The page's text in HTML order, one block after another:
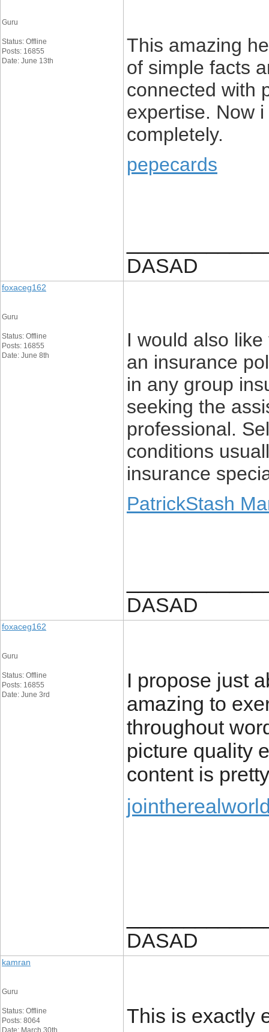
Guru
Status: Offline
Posts: 16855
Date: June 13th
This amazing
of simple facts
connected with
expertise. Now
completely.
pepecards
DASAD
foxaceg162
Guru
Status: Offline
Posts: 16855
Date: June 8th
I would also
an insurance
in any group
seeking the
professional.
conditions
insurance
PatrickStash
DASAD
foxaceg162
Guru
Status: Offline
Posts: 16855
Date: June 3rd
I propose just
amazing to
throughout
picture quality
content is
DASAD
kamran
Guru
Status: Offline
Posts: 8064
Date: March 30th
This is exactly